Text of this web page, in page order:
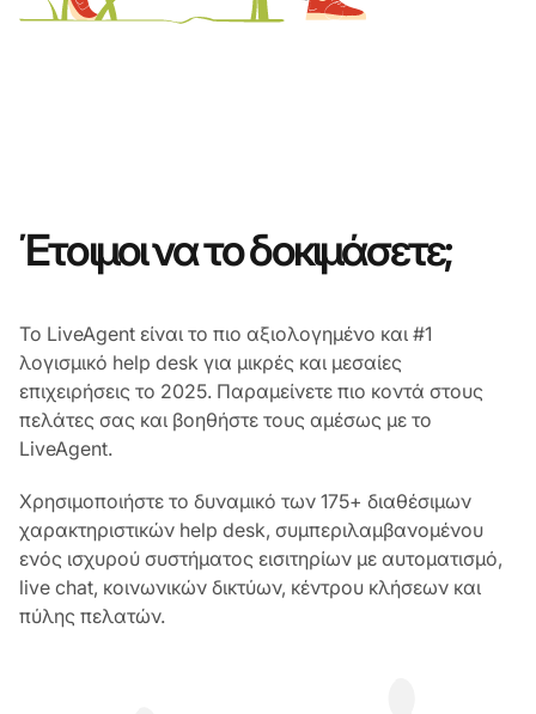
Έτοιμοι να το δοκιμάσετε;
Το LiveAgent είναι το πιο αξιολογημένο και #1
λογισμικό help desk για μικρές και μεσαίες
επιχειρήσεις το 2025. Παραμείνετε πιο κοντά στους
πελάτες σας και βοηθήστε τους αμέσως με το
LiveAgent.
Χρησιμοποιήστε το δυναμικό των 175+ διαθέσιμων
χαρακτηριστικών help desk, συμπεριλαμβανομένου
ενός ισχυρού συστήματος εισιτηρίων με αυτοματισμό,
live chat, κοινωνικών δικτύων, κέντρου κλήσεων και
πύλης πελατών.